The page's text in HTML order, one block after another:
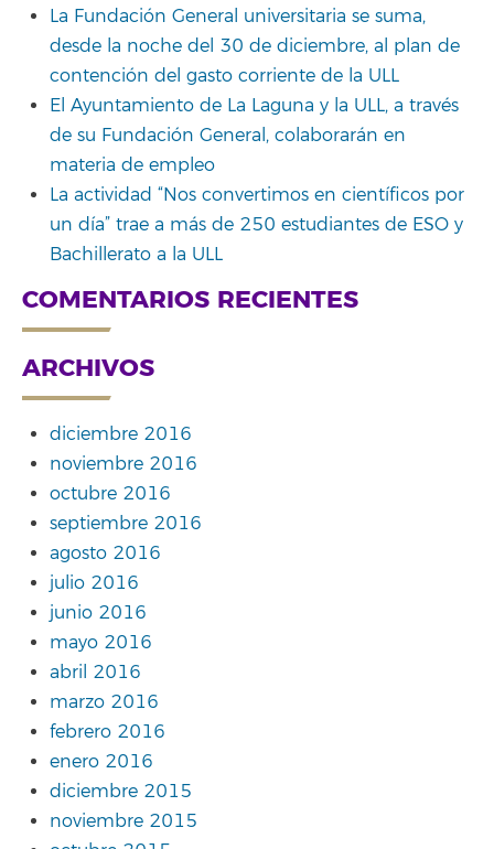
La Fundación General universitaria se suma,
desde la noche del 30 de diciembre, al plan de
contención del gasto corriente de la ULL
El Ayuntamiento de La Laguna y la ULL, a través
de su Fundación General, colaborarán en
materia de empleo
La actividad “Nos convertimos en científicos por
un día” trae a más de 250 estudiantes de ESO y
Bachillerato a la ULL
COMENTARIOS RECIENTES
ARCHIVOS
diciembre 2016
noviembre 2016
octubre 2016
septiembre 2016
agosto 2016
julio 2016
junio 2016
mayo 2016
abril 2016
marzo 2016
febrero 2016
enero 2016
diciembre 2015
noviembre 2015